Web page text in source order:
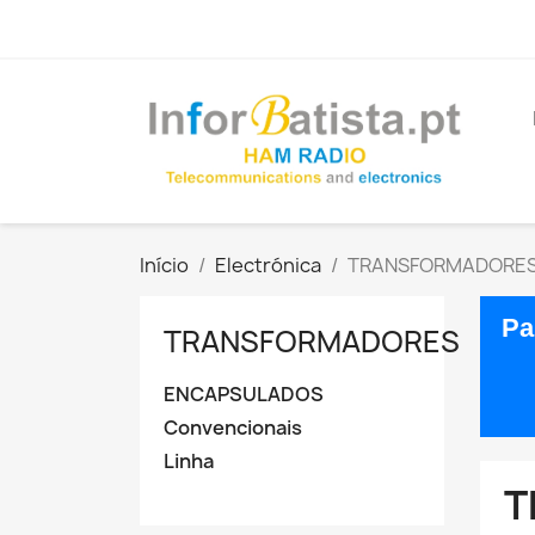
Início Electrónica
TRANSFORMADORES
ENCAPSULADOS
Convencionais
Linha